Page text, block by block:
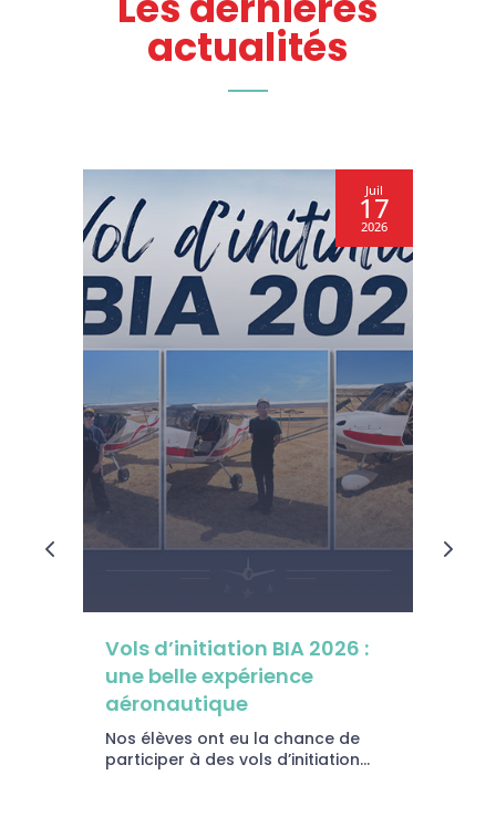
actualités
Juil
17
2026
Vols d’initiation BIA 2026 :
une belle expérience
aéronautique
Nos élèves ont eu la chance de
participer à des vols d’initiation...